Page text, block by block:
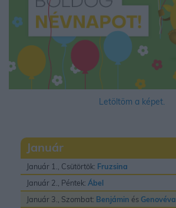
Letöltöm a képet.
Január
Január 1., Csütörtök: Fruzsina
Január 2., Péntek: Ábel
Január 3., Szombat: Benjámin és Genovéva